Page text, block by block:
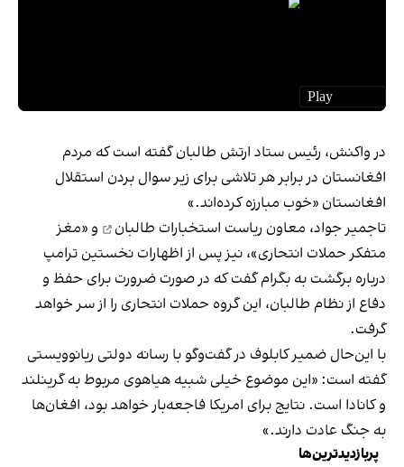
در واکنش، رئیس ستاد ارتش طالبان گفته است که مردم
افغانستان در برابر هر تلاشی برای زیر سوال بردن استقلال
افغانستان «خوب مبارزه کرده‌اند.»
تاجمیر جواد، معاون ریاست استخبارات طالبان
و «مغز
متفکر حملات انتحاری»، نیز پس از اظهارات نخستین ترامپ
درباره برگشت به بگرام گفت که در صورت ضرورت برای حفظ و
دفاع از نظام طالبان، این گروه حملات انتحاری را از سر خواهد
گرفت.
با این‌حال ضمیر کابلوف در گفت‌وگو با رسانه دولتی ریانوویستی
گفته است: «این موضوع خیلی شبیه هیاهوی مربوط به گرینلند
و کانادا است. نتایج برای امریکا فاجعه‌بار خواهد بود، افغان‌ها
به جنگ عادت دارند.»
پربازدیدترین‌ها